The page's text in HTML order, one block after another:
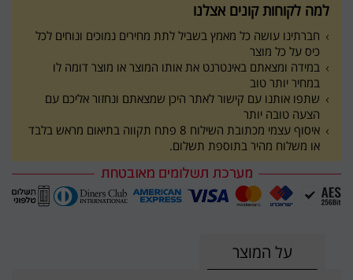
למה לקוחות קונים אצלנו
חברתינו עושה כל מאמץ בשביל לתת מחירים נמוכים ונוחים לכל
כיס על כל מוצר
במידה ומצאתם באינטרנט את אותו המוצר או מוצר דומה לו
במחיר יותר טוב
שתפו אותנו עם קישור לאתר היכן שמצאתם ונחזור אליכם עם
הצעה טובה יותר
איסוף עצמי מכתובת השילוח 8 פתח תקווה בתיאום מראש בלבד
או משלוח מהיר בתוספת תשלום.
על המוצר